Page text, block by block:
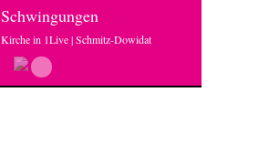
Schwingungen
Kirche in 1Live | Schmitz-Dowidat